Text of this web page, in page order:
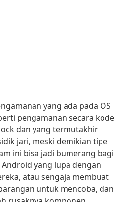
yang ada pada OS
pengamanan secara kode
dan yang termutakhir
jari, meski demikian tipe
ini bisa jadi bumerang bagi
yang lupa dengan
atau sengaja membuat
untuk mencoba, dan